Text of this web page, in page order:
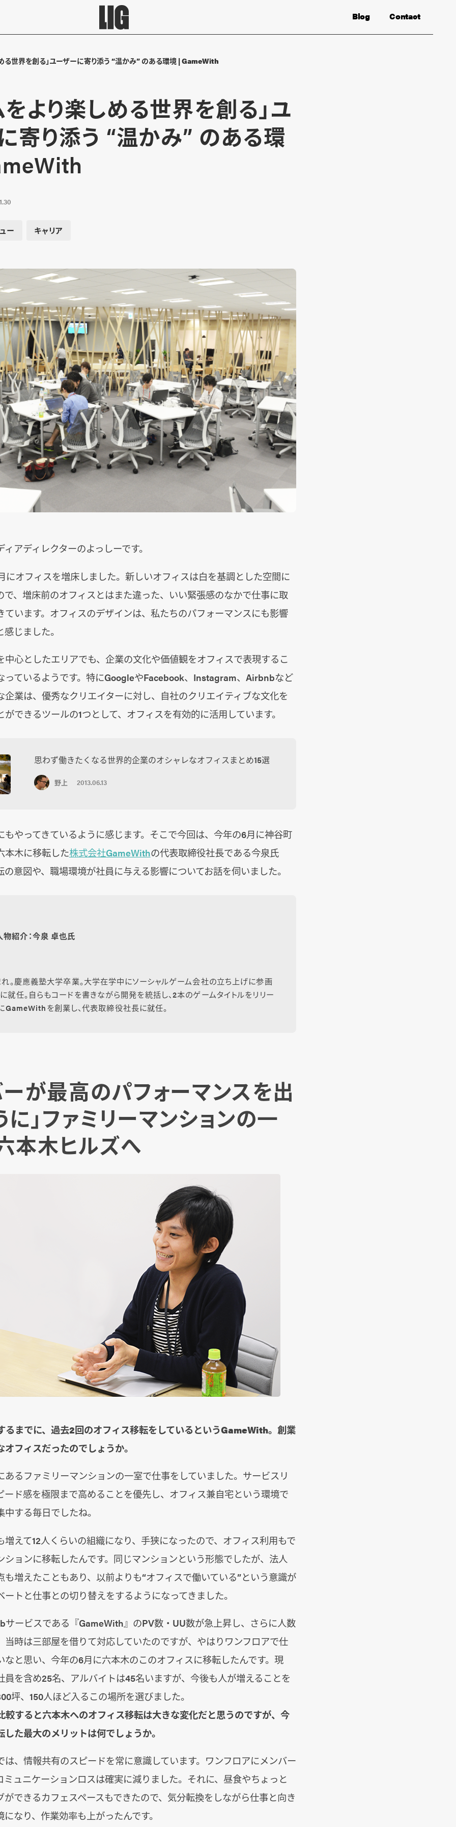
Contact
Blog
る世界を創る」ユーザーに寄り添う “温かみ” のある環境 | GameWith
をより楽しめる世界を創る」ユ
寄り添う “温かみ” のある環
ー キャリア
アディレクターのよっしーです。
にオフィスを増床しました。新しいオフィスは白を基調とした空間に
で、増床前のオフィスとはまた違った、いい緊張感のなかで仕事に取
ています。オフィスのデザインは、私たちのパフォーマンスにも影響
じました。
中心としたエリアでも、企業の文化や価値観をオフィスで表現するこ
っているようです。特にGoogleやFacebook、Instagram、Airbnbなど
企業は、優秀なクリエイターに対し、自社のクリエイティブな文化を
できるツールの1つとして、オフィスを有効的に活用しています。
思わず働きたくなる世界的企業のオシャレなオフィスまとめ15選
野上 2013.06.13
もやってきているように感じます。そこで今回は、今年の6月に神谷町
本木に移転した株式会社GameWithの代表取締役社長である今泉氏
意図や、職場環境が社員に与える影響についてお話を伺いました。
物紹介：今泉 卓也氏
。慶應義塾大学卒業。大学在学中にソーシャルゲーム会社の立ち上げに参画
就任。自らもコードを書きながら開発を統括し、2本のゲームタイトルをリリー
GameWithを創業し、代表取締役社長に就任。
ーが最高のパフォーマンスを出
に」ファミリーマンションの一
本木ヒルズへ
るまでに、過去2回のオフィス移転をしているというGameWith。創業
フィスだったのでしょうか。
あるファミリーマンションの一室で仕事をしていました。サービスリ
ード感を極限まで高めることを優先し、オフィス兼自宅という環境で
する毎日でしたね。
増えて12人くらいの組織になり、手狭になったので、オフィス利用もで
ションに移転したんです。同じマンションという形態でしたが、法人
も増えたこともあり、以前よりも“オフィスで働いている”という意識が
トと仕事との切り替えをするようになってきました。
サービスである『GameWith』のPV数・UU数が急上昇し、さらに人数
当時は三部屋を借りて対応していたのですが、やはりワンフロアで仕
なと思い、今年の6月に六本木のこのオフィスに移転したんです。現
員を含め25名、アルバイトは45名いますが、今後も人が増えることを
坪、150人ほど入るこの場所を選びました。
すると六本木へのオフィス移転は大きな変化だと思うのですが、今
た最大のメリットは何でしょうか。
は、情報共有のスピードを常に意識しています。ワンフロアにメンバー
ミュニケーションロスは確実に減りました。それに、昼食やちょっと
ができるカフェスペースもできたので、気分転換をしながら仕事と向き
なり、作業効率も上がったんです。